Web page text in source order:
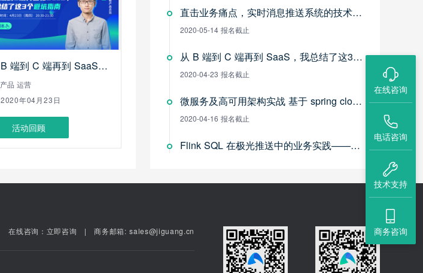
从 B 端到 C 端再到 SaaS，我总结了这3个避坑指南 ——极光开发者线上沙龙
产品 运营
2020年04月23日
活动回顾
直击业务痛点，实时消息推送系统的技术实践——极光开发者线上沙龙
2020-05-14 报名截止
从 B 端到 C 端再到 SaaS，我总结了这3个避坑指南 ——极光开发者线上沙龙
2020-04-23 报名截止
微服务及高可用架构实战 基于 spring cloud + Kubernetes 的系统架构——极光开发者线上沙龙
2020-04-16 报名截止
Flink SQL 在极光推送中的业务实践——极光开发者线上沙龙
手把手教你接口测试——极光开发者线上沙龙
报名截止
在线咨询：立即咨询 商务邮箱: sales@jiguang.cn
在线咨询
电话咨询
技术支持
商务咨询